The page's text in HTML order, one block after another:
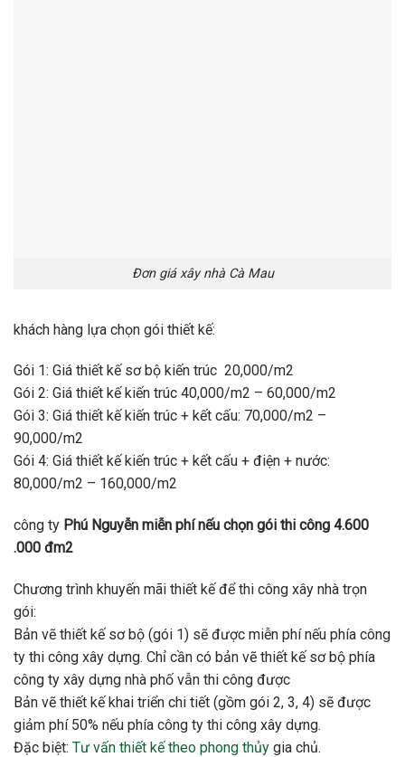
Đơn giá xây nhà Cà Mau
khách hàng lựa chọn gói thiết kế:
Gói 1: Giá thiết kế sơ bộ kiến trúc 20,000/m2
Gói 2: Giá thiết kế kiến trúc 40,000/m2 – 60,000/m2
Gói 3: Giá thiết kế kiến trúc + kết cấu: 70,000/m2 –
90,000/m2
Gói 4: Giá thiết kế kiến trúc + kết cấu + điện + nước:
80,000/m2 – 160,000/m2
công ty Phú Nguyễn miễn phí nếu chọn gói thi công 4.600
.000 đm2
Chương trình khuyến mãi thiết kế để thi công xây nhà trọn
gói:
Bản vẽ thiết kế sơ bộ (gói 1) sẽ được miễn phí nếu phía công
ty thi công xây dựng. Chỉ cần có bản vẽ thiết kế sơ bộ phía
công ty xây dựng nhà phố vẫn thi công được
Bản vẽ thiết kế khai triển chi tiết (gồm gói 2, 3, 4) sẽ được
giảm phí 50% nếu phía công ty thi công xây dựng.
Đặc biệt: Tư vấn thiết kế theo phong thủy gia chủ.